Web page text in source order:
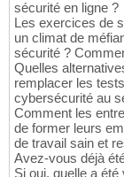
sécurité en ligne ?
Les exercices de
un climat de
sécurité ?
Quelles
remplacer les
cybersécurité au
Comment les
de former leurs
de travail sain et
Avez-vous déjà
Si oui, quelle a